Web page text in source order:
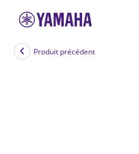
Produit précédent